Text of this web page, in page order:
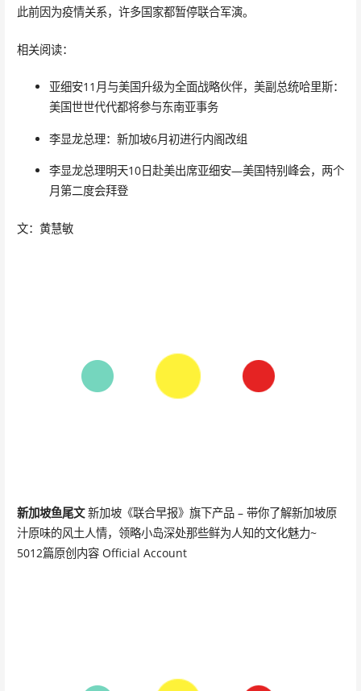
此前因为疫情关系，许多国家都暂停联合军演。
相关阅读：
亚细安11月与美国升级为全面战略伙伴，美副总统哈里斯：
美国世世代代都将参与东南亚事务
李显龙总理：新加坡6月初进行内阁改组
李显龙总理明天10日赴美出席亚细安—美国特别峰会，两个
月第二度会拜登
文：黄慧敏
新加坡鱼尾文新加坡《联合早报》旗下产品 – 带你了解新加坡原
汁原味的风土人情，领略小岛深处那些鲜为人知的文化魅力~
5012篇原创内容 Official Account